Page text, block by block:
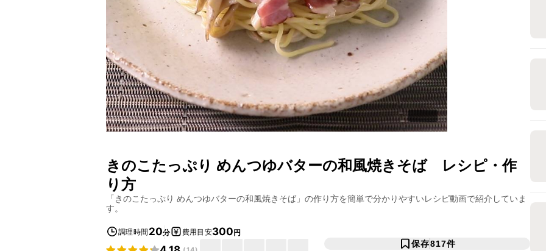
きのこたっぷり めんつゆバターの和風焼きそばレシピ・作
り方
「きのこたっぷり めんつゆバターの和風焼きそば 」の作り方を簡単で分かりやすいレシピ動画で紹介していま
す。
調理時間 20分 費用目安300円
保存817件